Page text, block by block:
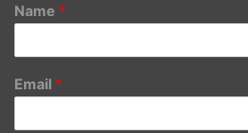
Name *
Email *